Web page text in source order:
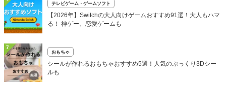
テレビゲーム・ゲームソフト
【2026年】Switchの大人向けゲームおすすめ91選！大人もハマ
る！ 神ゲー、恋愛ゲームも
7
おもちゃ
シールが作れるおもちゃおすすめ5選！人気のぷっくり3Dシー
ルも